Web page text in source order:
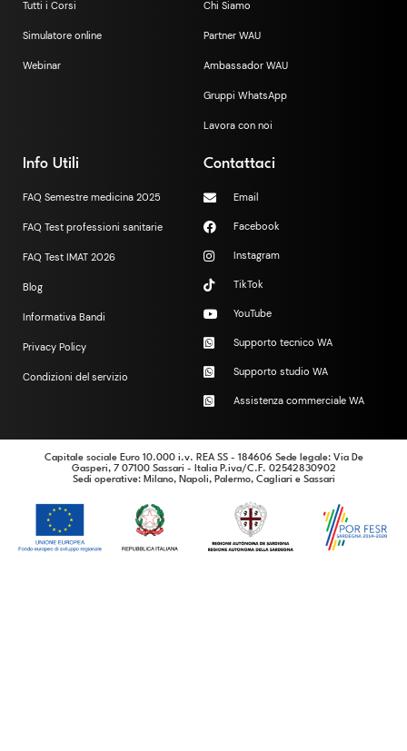
Tutti i Corsi
Simulatore online
Webinar
Chi Siamo
Partner WAU
Ambassador WAU
Gruppi WhatsApp
Lavora con noi
Info Utili
FAQ Semestre medicina 2025
FAQ Test professioni sanitarie
FAQ Test IMAT 2026
Blog
Informativa Bandi
Privacy Policy
Condizioni del servizio
Contattaci
Email
Facebook
Instagram
TikTok
YouTube
Supporto tecnico WA
Supporto studio WA
Assistenza commerciale WA
Capitale sociale Euro 10.000 i.v. REA SS - 184606 Sede legale: Via De
Gasperi, 7 07100 Sassari - Italia P.iva/C.F. 02542830902
Sedi operative: Milano, Napoli, Palermo, Cagliari e Sassari